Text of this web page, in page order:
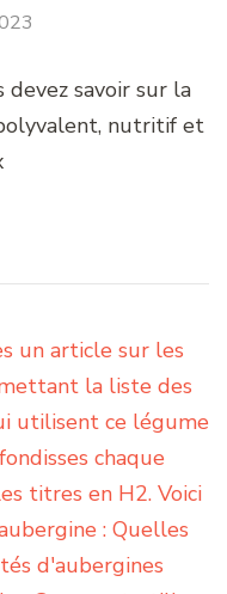
savoir sur la
nutritif et